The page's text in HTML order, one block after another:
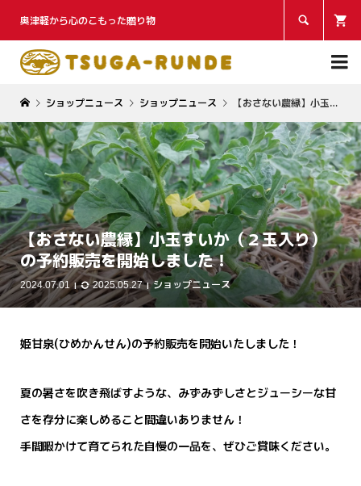
奥津軽から心のこもった贈り物 

ショップニュース ショップニュース 【おさない農縁】小玉すいか（２玉入り）の予約販売を開始しました！
【おさない農縁】小玉すいか（２玉入り）
の予約販売を開始しました！
2024.07.01 2025.05.27 ショップニュース
姫甘泉(ひめかんせん)の予約販売を開始いたしました！
夏の暑さを吹き飛ばすような、みずみずしさとジューシーな甘
さを存分に楽しめること間違いありません！
手間暇かけて育てられた自慢の一品を、ぜひご賞味ください。